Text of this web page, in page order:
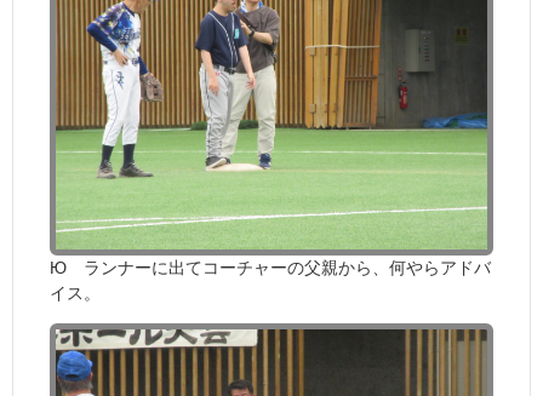
Ю ランナーに出てコーチャーの父親から、何やらアドバ
イス。